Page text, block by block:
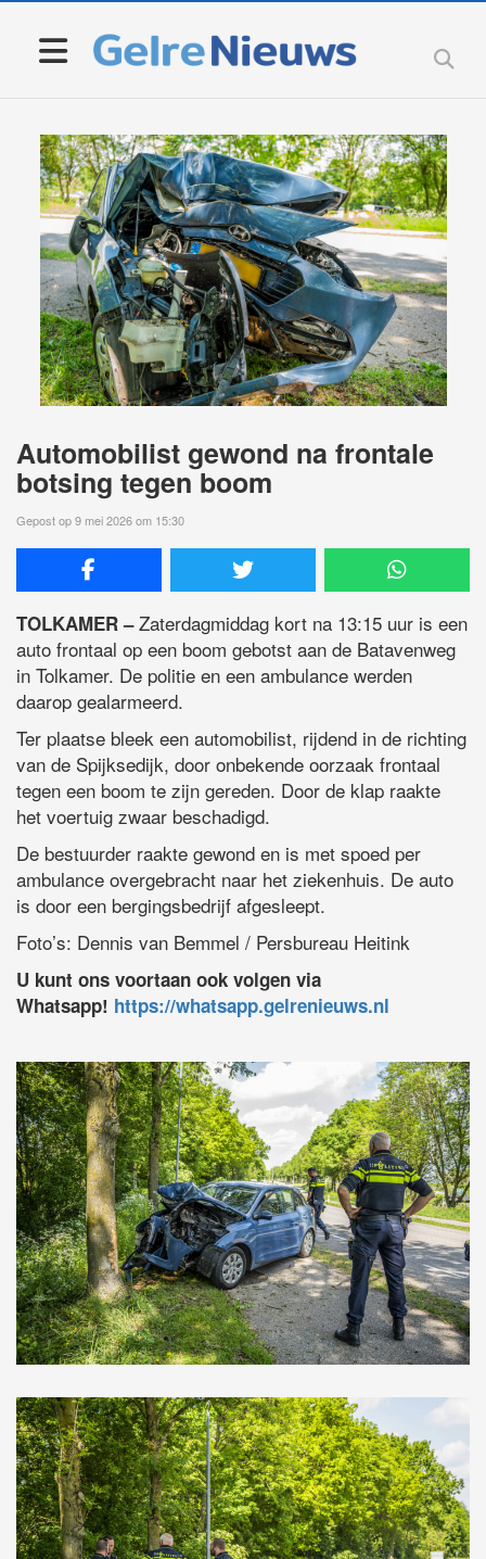
Automobilist gewond na frontale
botsing tegen boom
Gepost op 9 mei 2026 om 15:30
TOLKAMER –Zaterdagmiddag kort na 13:15 uur is een
auto frontaal op een boom gebotst aan de Batavenweg
in Tolkamer. De politie en een ambulance werden
daarop gealarmeerd.
Ter plaatse bleek een automobilist, rijdend in de richting
van de Spijksedijk, door onbekende oorzaak frontaal
tegen een boom te zijn gereden. Door de klap raakte
het voertuig zwaar beschadigd.
De bestuurder raakte gewond en is met spoed per
ambulance overgebracht naar het ziekenhuis. De auto
is door een bergingsbedrijf afgesleept.
Foto’s: Dennis van Bemmel / Persbureau Heitink
U kunt ons voortaan ook volgen via
Whatsapp! https://whatsapp.gelrenieuws.nl